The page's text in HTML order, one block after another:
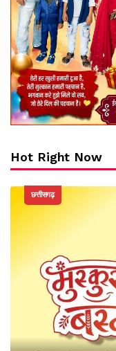
Hot Right Now
छत्तीसगढ़